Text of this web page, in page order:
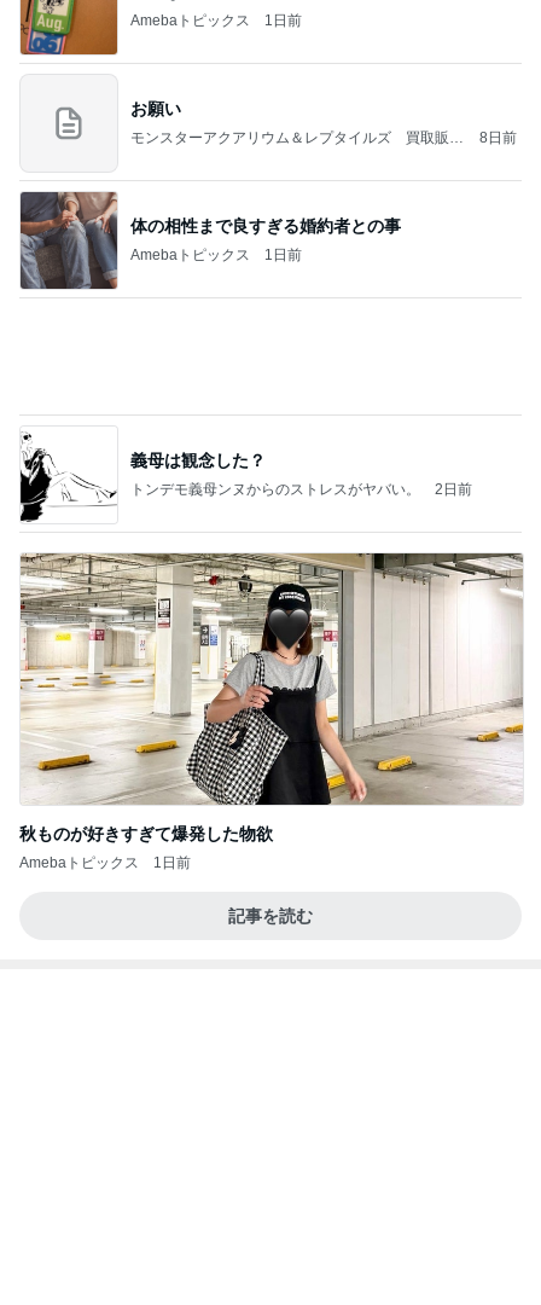
Amebaトピックス 1日前
お願い
モンスターアクアリウム＆レプタイルズ 買取販売
8日前
体の相性まで良すぎる婚約者との事
Amebaトピックス 1日前
義母は観念した？
トンデモ義母ンヌからのストレスがヤバい。 2日前
秋ものが好きすぎて爆発した物欲
Amebaトピックス 1日前
記事を読む